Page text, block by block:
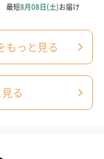
内祝い_蝶結
もっと見る
る